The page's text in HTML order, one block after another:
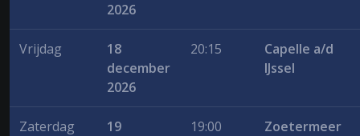
2026
Vrijdag
18
december
2026
20:15
Capelle a/d
IJssel
Zaterdag
19
19:00 Zoetermeer